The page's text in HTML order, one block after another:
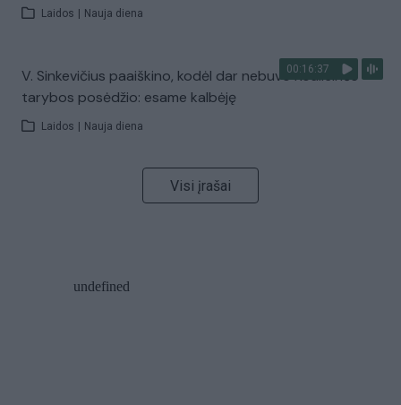
Laidos Nauja diena
00:16:37
V. Sinkevičius paaiškino, kodėl dar nebuvo Koalicinės
tarybos posėdžio: esame kalbėję
Laidos Nauja diena
Visi įrašai